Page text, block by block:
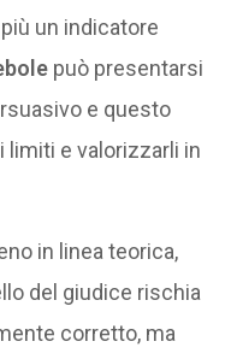
un indicatore
può presentarsi
e questo
limiti e valorizzarli in
in linea teorica,
del giudice rischia
corretto, ma